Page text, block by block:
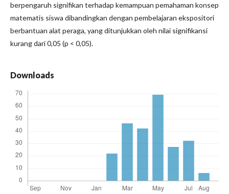
berpengaruh signifikan terhadap kemampuan pemahaman konsep
matematis siswa dibandingkan dengan pembelajaran ekspositori
berbantuan alat peraga, yang ditunjukkan oleh nilai signifikansi
kurang dari 0,05 (p < 0,05).
Downloads